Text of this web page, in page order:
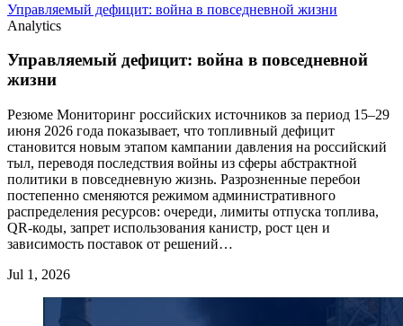
Управляемый дефицит: война в повседневной жизни
Analytics
Управляемый дефицит: война в повседневной
жизни
Резюме Мониторинг российских источников за период 15–29
июня 2026 года показывает, что топливный дефицит
становится новым этапом кампании давления на российский
тыл, переводя последствия войны из сферы абстрактной
политики в повседневную жизнь. Разрозненные перебои
постепенно сменяются режимом административного
распределения ресурсов: очереди, лимиты отпуска топлива,
QR-коды, запрет использования канистр, рост цен и
зависимость поставок от решений…
Jul 1, 2026